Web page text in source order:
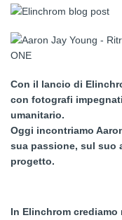
Con il lancio di
con fotografi
umanitario.
Oggi incontriamo
sua passione, sul suo
progetto.
In Elinchrom